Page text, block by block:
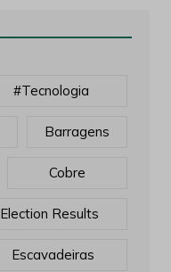
#tecnologia
Barragens
Cobre
Election Results
Escavadeiras